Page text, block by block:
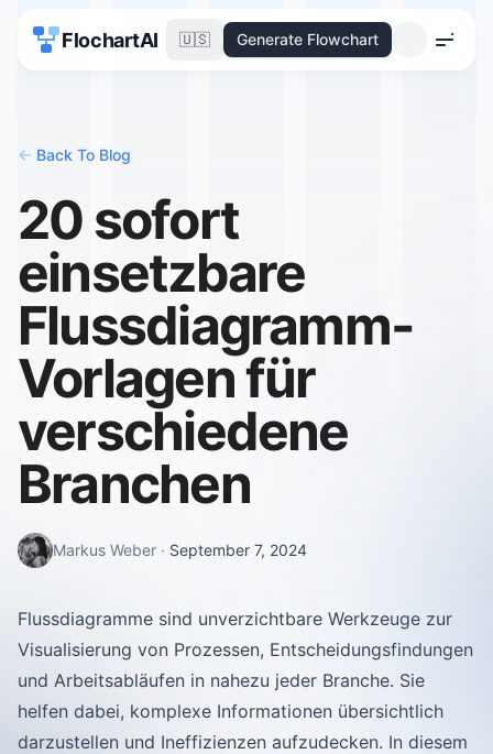
FlochartAI 🇺🇸 Generate Flowchart
Menu
<- Back To Blog
20 sofort
einsetzbare
Flussdiagramm-
Vorlagen für
verschiedene
Branchen
Markus Weber · September 7, 2024
Flussdiagramme sind unverzichtbare Werkzeuge zur
Visualisierung von Prozessen, Entscheidungsfindungen
und Arbeitsabläufen in nahezu jeder Branche. Sie
helfen dabei, komplexe Informationen übersichtlich
darzustellen und Ineffizienzen aufzudecken. In diesem